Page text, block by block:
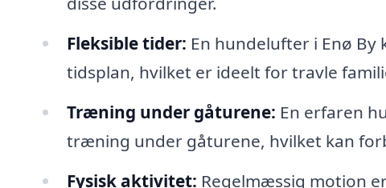
Fleksible tider: En hundelufter i Enø
tidsplan, hvilket er ideelt for travle
Træning under gåturene: En erfaren
træning under gåturene, hvilket kan
Fysisk aktivitet: Regelmæssig motion